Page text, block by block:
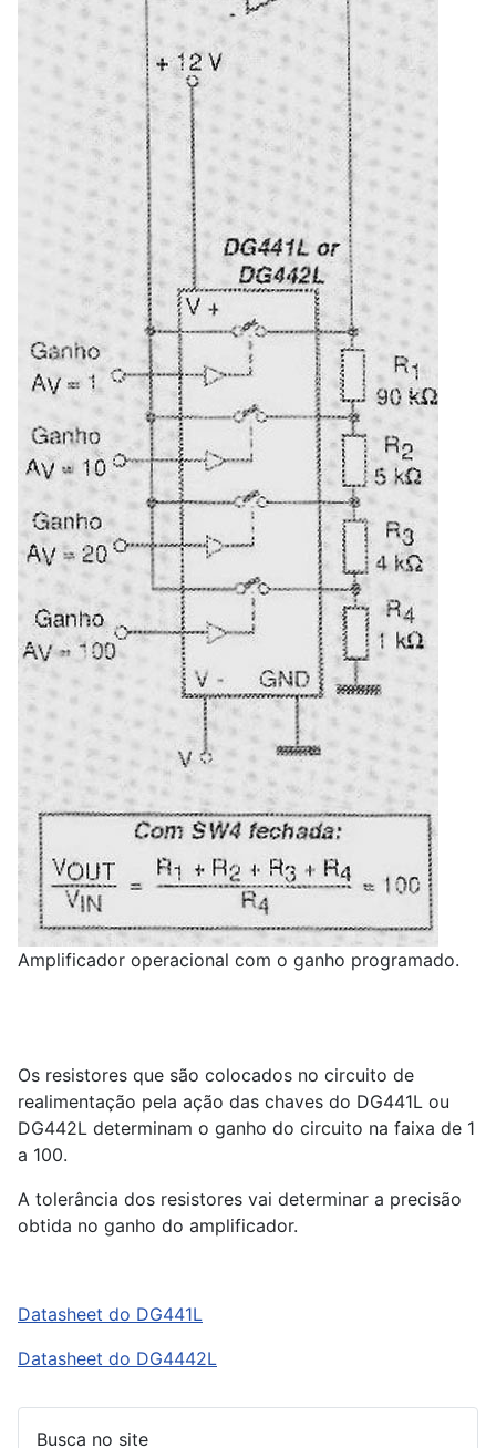
Amplificador operacional com o ganho programado.
Os resistores que são colocados no circuito de
realimentação pela ação das chaves do DG441L ou
DG442L determinam o ganho do circuito na faixa de 1
a 100.
A tolerância dos resistores vai determinar a precisão
obtida no ganho do amplificador.
Datasheet do DG441L
Datasheet do DG4442L
Busca no site